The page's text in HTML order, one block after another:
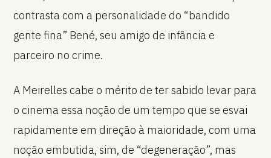
contrasta com a personalidade do “bandido
gente fina” Bené, seu amigo de infância e
parceiro no crime.
A Meirelles cabe o mérito de ter sabido levar para
o cinema essa noção de um tempo que se esvai
rapidamente em direção à maioridade, com uma
noção embutida, sim, de “degeneração”, mas